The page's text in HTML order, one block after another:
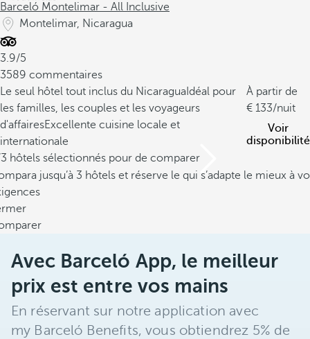
Barceló Montelimar - All Inclusive
Montelimar, Nicaragua
3.9/5
3589 commentaires
Le seul hôtel tout inclus du Nicaragua Idéal pour
les familles, les couples et les voyageurs
d'affairesExcellente cuisine locale et
internationale
À partir de
133/nuit
Voir
disponibilité
hôtels sélectionnés pour de comparer
jusqu’à 3 hôtels et réserve le qui s’adapte le mieux à
Avec Barceló App, le meilleur
prix est entre vos mains
En réservant sur notre application avec
my Barceló Benefits, vous obtiendrez 5% de